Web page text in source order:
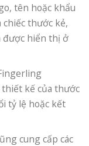
tên hoặc khẩu
thước kẻ,
được hiển thị ở
kế của thước
tỷ lệ hoặc kết
cung cấp các